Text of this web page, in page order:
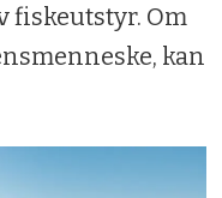
fiskeutstyr. Om
kan